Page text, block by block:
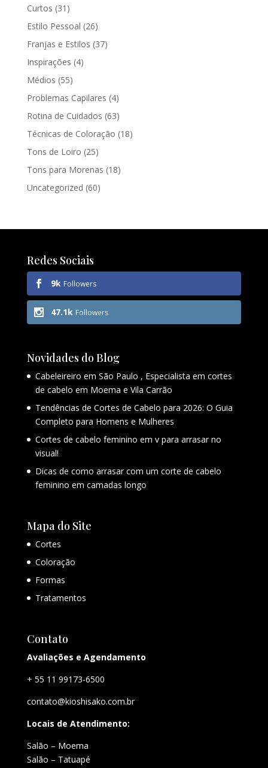
Curtos (31)
Estilo Pessoal (26)
Franjas e Estilos (37)
Inspirações (4)
Médios (55)
Problemas Capilares (4)
Rotina de Cuidados (63)
Técnicas de Coloração (18)
Tons de Loiro (25)
Tons para Morenas (18)
Uncategorized (60)
Redes Sociais
9k Followers
47.1k Followers
Novidades do Blog
Cabeleireiro em São Paulo , Especialista em cortes
de cabelo em Moema e Vila Carrão
Tendências de Cortes de Cabelo para 2026: O Guia
Completo para Homens e Mulheres
Cortes de cabelo feminino em v para arrasar no
visual!
Dicas de como arrasar com um corte de cabelo
feminino em camadas longo
Mapa do Site
Cortes
Coloração
Formas
Tratamentos
Contato
Avaliações e Agendamento
+ 55 11 99173-6500
contato@kioshisako.com.br
Locais de Atendimento:
Salão – Moema
Salão – Tatuapé